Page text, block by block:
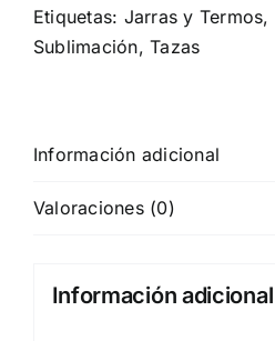
Etiquetas: Jarras y Termos,
Sublimación,Tazas
Información adicional
Valoraciones (0)
Información adicional